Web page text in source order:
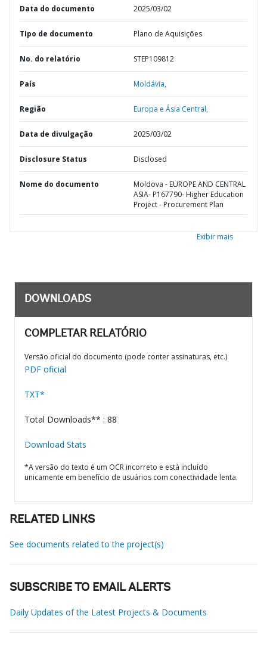
Data do documento 2025/03/02
TIpo de documento Plano de Aquisições
No. do relatório STEP109812
País Moldávia,
Região Europa e Ásia Central,
Data de divulgação 2025/03/02
Disclosure Status Disclosed
Nome do documento
Moldova - EUROPE AND CENTRAL
ASIA- P167790- Higher Education
Project - Procurement Plan
Exibir mais
DOWNLOADS
COMPLETAR RELATÓRIO
Versão oficial do documento (pode conter assinaturas, etc.)
PDF oficial
TXT*
Total Downloads** : 88
Download Stats
*A versão do texto é um OCR incorreto e está incluído
unicamente em benefício de usuários com conectividade lenta.
RELATED LINKS
See documents related to the project(s)
SUBSCRIBE TO EMAIL ALERTS
Daily Updates of the Latest Projects & Documents